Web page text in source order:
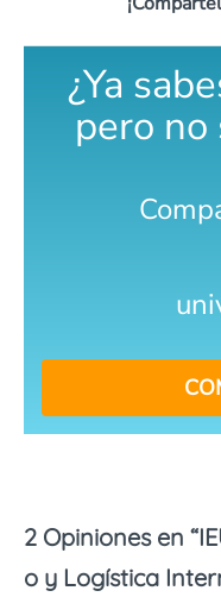
¿Ya
pero no
2 Opiniones en “
o y Logística